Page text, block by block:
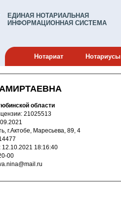
ЕДИНАЯ НОТАРИАЛЬНАЯ
ИНФОРМАЦИОННАЯ СИСТЕМА
Нотариат Нотариусы
палата Актюбинской области
Номер государственной лицензии: 21025513
лицензии: 03.09.2021
г.Актобе, Маресьева, 89, 4
Дата учетной регистрации: 12.10.2021 18:16:40
до 20-00
адрес: beisova.nina@mail.ru